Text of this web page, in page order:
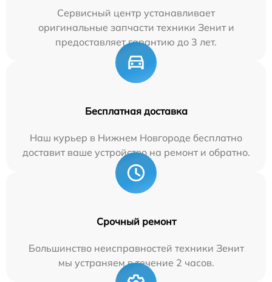
Сервисный центр устанавливает
оригинальные запчасти техники Зенит и
предоставляет гарантию до 3 лет.
Бесплатная доставка
Наш курьер в Нижнем Новгороде бесплатно
доставит ваше устройство на ремонт и обратно.
Срочный ремонт
Большинство неисправностей техники Зенит
мы устраняем в течение 2 часов.